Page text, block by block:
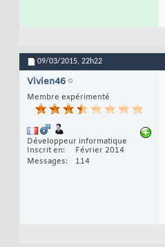
09/03/2015, 22h22
Vivien46
Membre expérimenté
Développeur informatique
Inscrit en
Février 2014
Messages
114